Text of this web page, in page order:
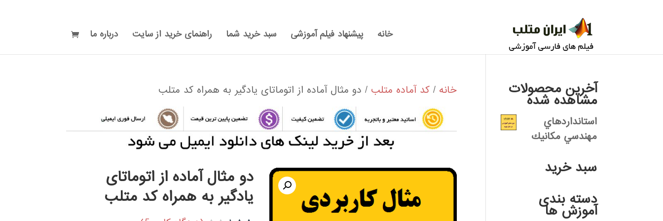
خانه پیشنهاد فیلم آموزشی سبد خرید شما راهنمای خرید از سایت درباره ما
خانه / کد آماده متلب / دو مثال آماده از اتوماتای یادگیر به همراه کد متلب
دو مثال آماده از اتوماتای
یادگیر به همراه کد متلب
آخرین محصولات
مشاهده شده
استانداردهاي
مهندسي مكانيك
سبد خرید
دسته بندی
آموزش ها